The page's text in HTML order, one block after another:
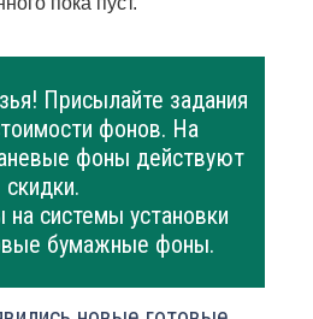
Присылайте задания
фонов. На
фоны действуют
скидки.
системы установки
бумажные фоны.